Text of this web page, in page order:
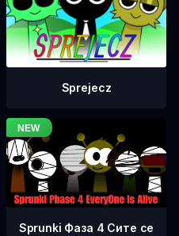
Sprejecz
Sprunki Фаза 4 Сите се